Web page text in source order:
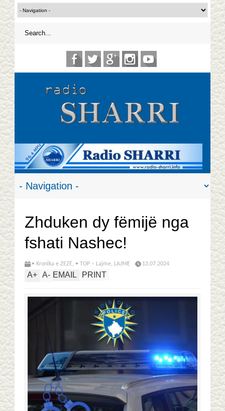
Zhduken dy fëmijë nga
fshati Nashec!
• Kronika e ZEZË, • TOP – Lajme, LAJME 13.07.2024
A+ A- EMAIL PRINT